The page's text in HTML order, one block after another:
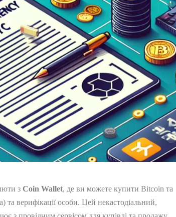
зCoin Wallet, де ви можете купити Bitcoin та
та верифікації особи. Цей некастодіальний,